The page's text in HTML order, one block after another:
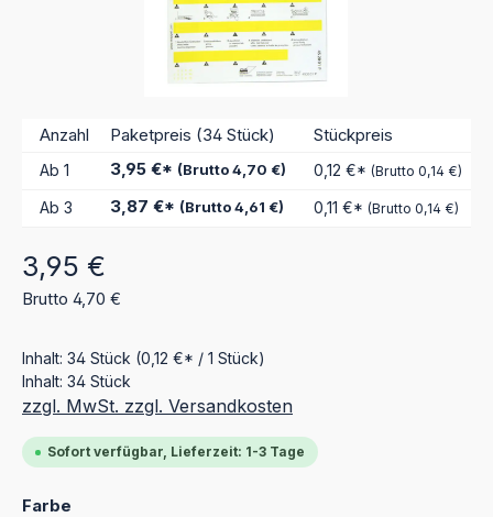
Anzahl Paketpreis (34 Stück) Stückpreis
Ab 1 3,95 €* (Brutto 4,70 €) 0,12 €* (Brutto 0,14 €)
Ab 3 3,87 €* (Brutto 4,61 €) 0,11 €* (Brutto 0,14 €)
Regulärer Preis:
3,95 €
Brutto 4,70 €
Inhalt: 34 Stück (0,12 €* / 1 Stück)
Inhalt: 34 Stück
zzgl. MwSt. zzgl. Versandkosten
Sofort verfügbar, Lieferzeit: 1-3 Tage
Farbe